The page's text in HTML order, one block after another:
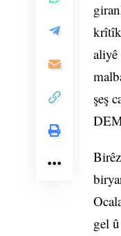
şeş
gel